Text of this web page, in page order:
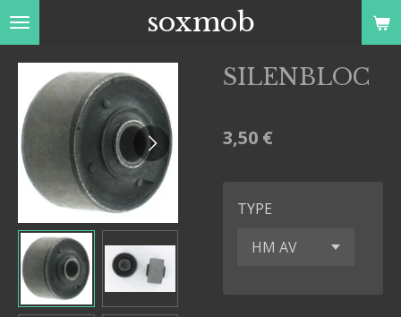
Passer
au
contenu
principal
soxmob
SILENBLOC
3,50 €
TYPE